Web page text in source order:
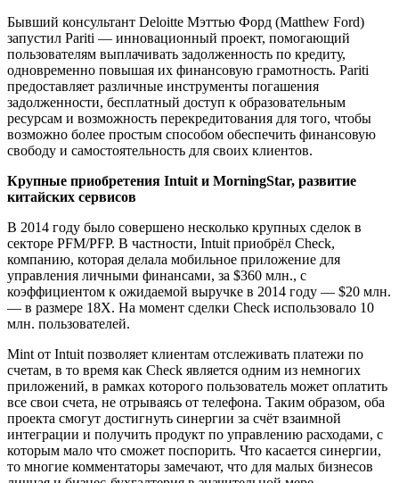
Бывший консультант Deloitte Мэттью Форд (Matthew Ford)
запустил Pariti — инновационный проект, помогающий
пользователям выплачивать задолженность по кредиту,
одновременно повышая их финансовую грамотность. Pariti
предоставляет различные инструменты погашения
задолженности, бесплатный доступ к образовательным
ресурсам и возможность перекредитования для того, чтобы
возможно более простым способом обеспечить финансовую
свободу и самостоятельность для своих клиентов.
Крупные приобретения Intuit и MorningStar, развитие
китайских сервисов
В 2014 году было совершено несколько крупных сделок в
секторе PFM/PFP. В частности, Intuit приобрёл Check,
компанию, которая делала мобильное приложение для
управления личными финансами, за $360 млн., с
коэффициентом к ожидаемой выручке в 2014 году — $20 млн.
— в размере 18X. На момент сделки Check использовало 10
млн. пользователей.
Mint от Intuit позволяет клиентам отслеживать платежи по
счетам, в то время как Check является одним из немногих
приложений, в рамках которого пользователь может оплатить
все свои счета, не отрываясь от телефона. Таким образом, оба
проекта смогут достигнуть синергии за счёт взаимной
интеграции и получить продукт по управлению расходами, с
которым мало что сможет поспорить. Что касается синергии,
то многие комментаторы замечают, что для малых бизнесов